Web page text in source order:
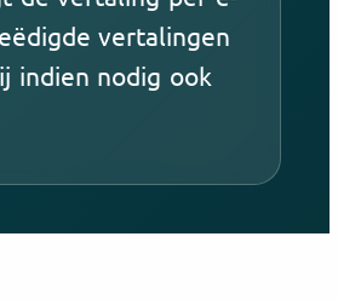
vertalingen
indien nodig ook